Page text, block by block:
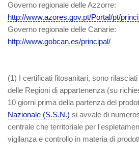
Governo regionale delle Azzorre:
http://www.azores.gov.pt/Portal/pt/
Governo regionale delle Canarie:
http://www.gobcan.es/principal/
(1) I certificati fitosanitari, sono
delle Regioni di appartenenza (su
10 giorni prima della partenza del
Nazionale (S.S.N.) si avvale di
centrale che territoriale per
vigilanza e controllo in materia di